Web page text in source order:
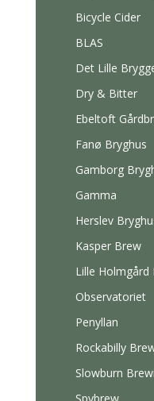
Bicycle Cider
BLAS
Det Lille
Dry & Bitter
Ebeltoft
Fanø Bryghus
Gamborg
Gamma
Herslev
Kasper Brew
Lille Holmgård
Observatoriet
Penyllan
Rockabilly
Slowburn